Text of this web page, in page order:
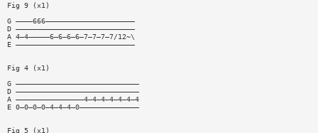
Fig 9 (x1)
G ————666—————————————————————
D ————————————————————————————
A 4—4—————6—6—6—6—7—7—7—7/12~\
E ————————————————————————————
Fig 4 (x1)
G —————————————————————————————
D —————————————————————————————
A ————————————————4—4—4—4—4—4—4
E 0—0—0—0—4—4—4—0——————————————
Fig 5 (x1)